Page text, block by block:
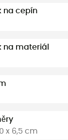
na cepín
na materiál
x 6,5 cm